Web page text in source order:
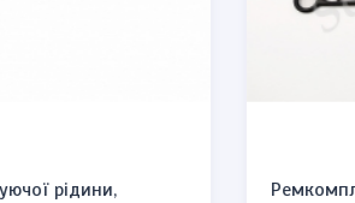
Ремкомплект карбюратора Mikuni